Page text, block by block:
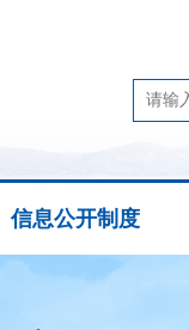
信息公开制度